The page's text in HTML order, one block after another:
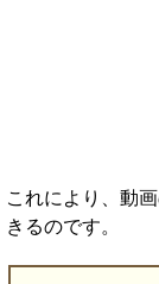
これにより、動
きるのです。